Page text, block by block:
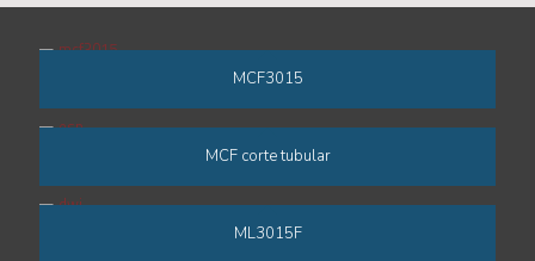
MCF3015
MCF corte tubular
ML3015F